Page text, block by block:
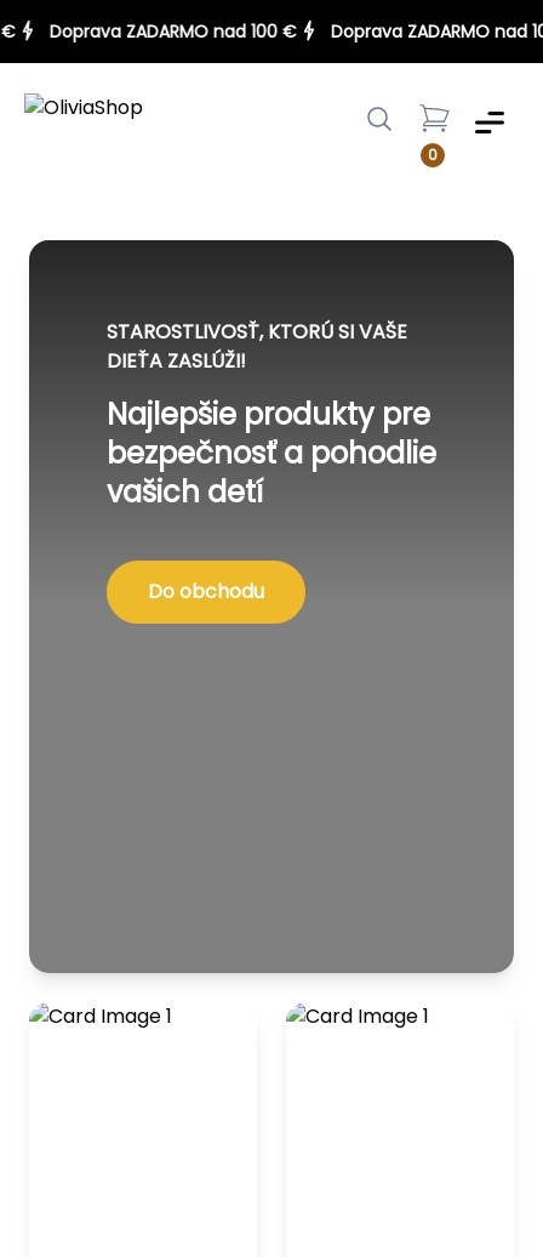
€ Doprava ZADARMO nad 100 € Doprava ZADARMO
0
Menu
STAROSTLIVOSŤ, KTORÚ SI VAŠE
DIEŤA ZASLÚŽI!
Najlepšie produkty pre
bezpečnosť a pohodlie
vašich detí
Do obchodu